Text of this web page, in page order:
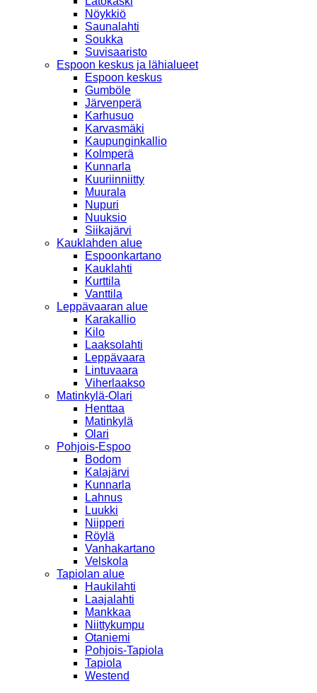
Nöykkiö
Saunalahti
Soukka
Suvisaaristo
Espoon keskus ja lähialueet
Espoon keskus
Gumböle
Järvenperä
Karhusuo
Karvasmäki
Kaupunginkallio
Kolmperä
Kunnarla
Kuuriinniitty
Muurala
Nupuri
Nuuksio
Siikajärvi
Kauklahden alue
Espoonkartano
Kauklahti
Kurttila
Vanttila
Leppävaaran alue
Karakallio
Kilo
Laaksolahti
Leppävaara
Lintuvaara
Viherlaakso
Matinkylä-Olari
Henttaa
Matinkylä
Olari
Pohjois-Espoo
Bodom
Kalajärvi
Kunnarla
Lahnus
Luukki
Niipperi
Röylä
Vanhakartano
Velskola
Tapiolan alue
Haukilahti
Laajalahti
Mankkaa
Niittykumpu
Otaniemi
Pohjois-Tapiola
Tapiola
Westend